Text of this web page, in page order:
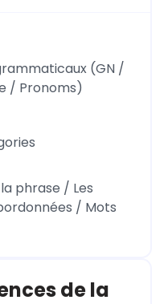
(GN /
/ Pronoms)
phrase / Les
/ Mots
de la